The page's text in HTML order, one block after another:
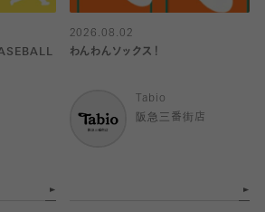
2026.08.02
わんわんソックス！
Tabio
阪急三番街店